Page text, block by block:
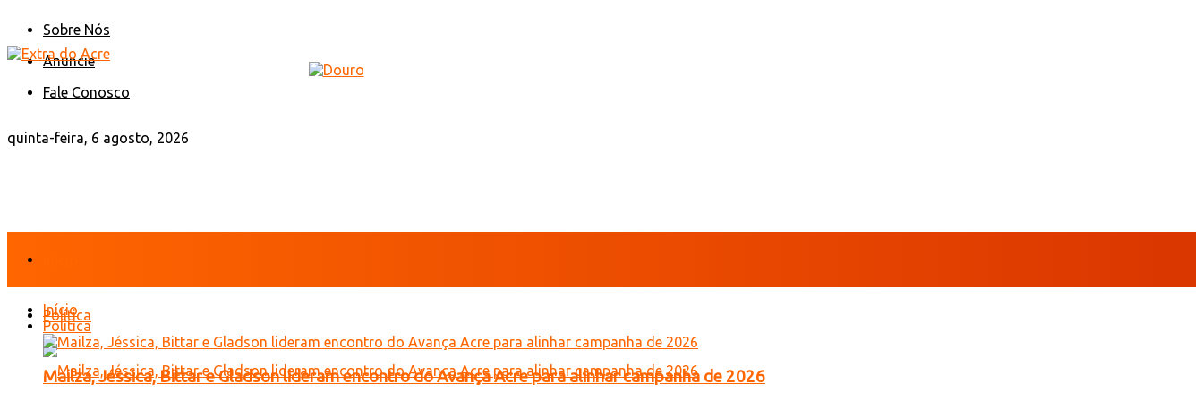
Sobre Nós
Anuncie
Fale Conosco
quinta-feira, 6 agosto, 2026
Política
Início
Política
Mailza, Jéssica, Bittar e Gladson lideram encontro do Avança Acre para alinhar campanha de 2026